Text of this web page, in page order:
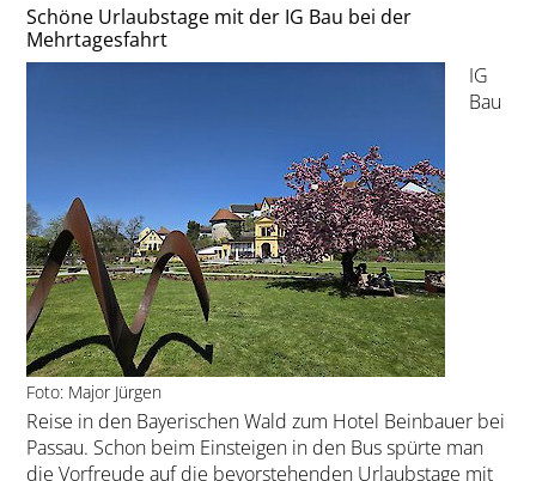
Schöne Urlaubstage mit der IG Bau bei der
Mehrtagesfahrt
Foto: Major Jürgen
IG
Bau
Reise in den Bayerischen Wald zum Hotel Beinbauer bei
Passau. Schon beim Einsteigen in den Bus spürte man
die Vorfreude auf die bevorstehenden Urlaubstage mit